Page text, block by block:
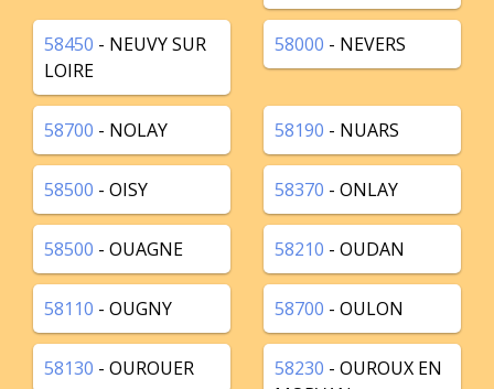
58450 - NEUVY SUR
LOIRE
58000 - NEVERS
58700 - NOLAY 58190 - NUARS
58500 - OISY 58370 - ONLAY
58500 - OUAGNE 58210 - OUDAN
58110 - OUGNY 58700 - OULON
58130 - OUROUER 58230 - OUROUX EN